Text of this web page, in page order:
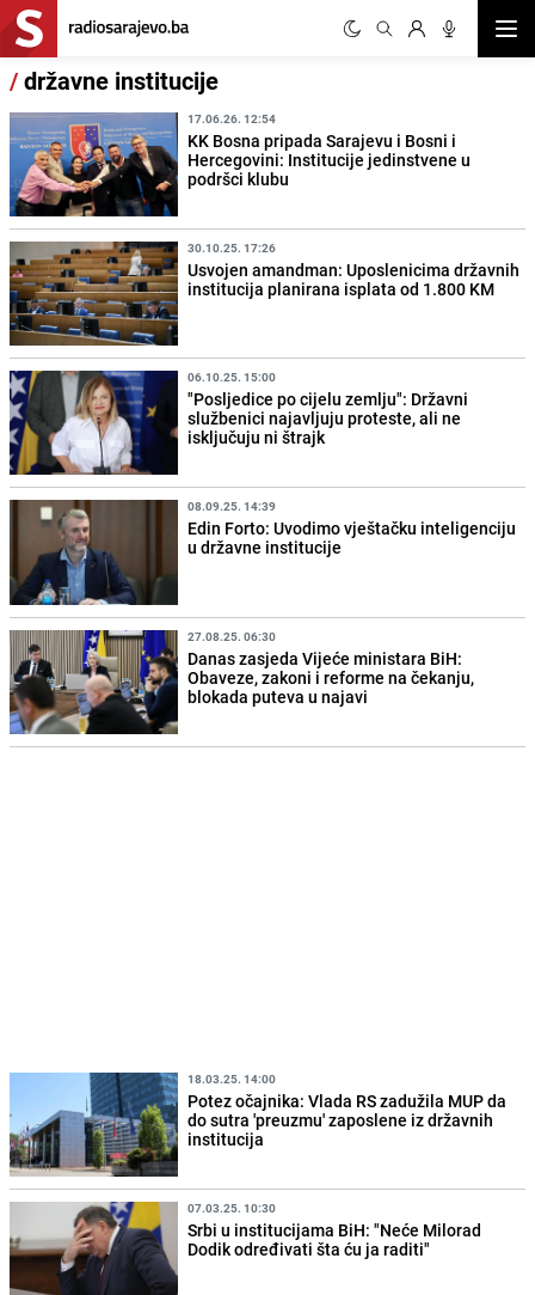
/državne institucije
17.06.26. 12:54
KK Bosna pripada Sarajevu i Bosni i
Hercegovini: Institucije jedinstvene u
podršci klubu
30.10.25. 17:26
Usvojen amandman: Uposlenicima državnih
institucija planirana isplata od 1.800 KM
06.10.25. 15:00
"Posljedice po cijelu zemlju": Državni
službenici najavljuju proteste, ali ne
isključuju ni štrajk
08.09.25. 14:39
Edin Forto: Uvodimo vještačku inteligenciju
u državne institucije
27.08.25. 06:30
Danas zasjeda Vijeće ministara BiH:
Obaveze, zakoni i reforme na čekanju,
blokada puteva u najavi
18.03.25. 14:00
Potez očajnika: Vlada RS zadužila MUP da
do sutra 'preuzmu' zaposlene iz državnih
institucija
07.03.25. 10:30
Srbi u institucijama BiH: "Neće Milorad
Dodik određivati šta ću ja raditi"